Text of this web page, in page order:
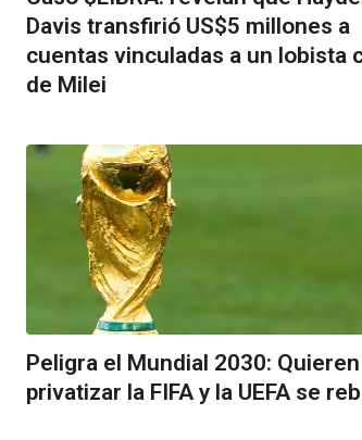
Davis transfirió US$5 millones a
cuentas vinculadas a un lobista
de Milei
Peligra el Mundial 2030: Quieren
privatizar la FIFA y la UEFA se